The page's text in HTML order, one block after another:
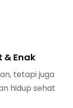
& Enak
tetapi juga
hidup sehat